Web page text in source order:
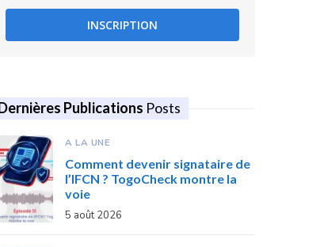
INSCRIPTION
Publications Posts
A LA UNE
Comment devenir signataire de
l’IFCN ? TogoCheck montre la
voie
5 août 2026